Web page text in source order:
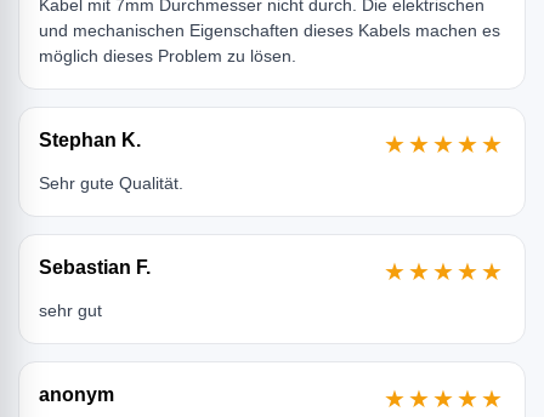
Kabel mit 7mm Durchmesser nicht durch. Die elektrischen
und mechanischen Eigenschaften dieses Kabels machen es
möglich dieses Problem zu lösen.
Stephan K. ★★★★★
Sehr gute Qualität.
Sebastian F. ★★★★★
sehr gut
anonym ★★★★★